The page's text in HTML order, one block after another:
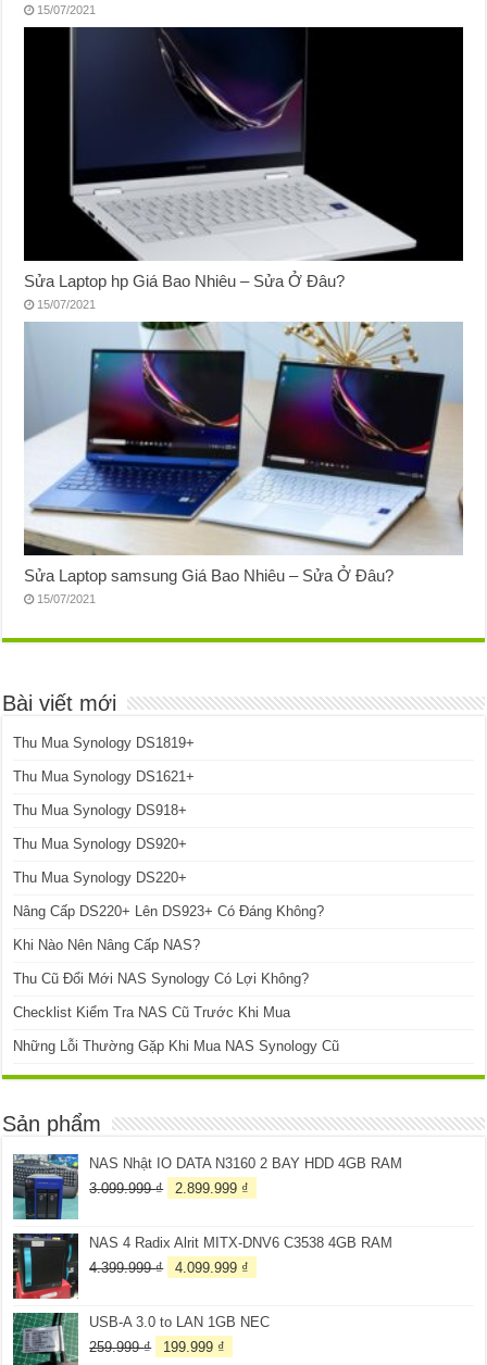
15/07/2021
Sửa Laptop hp Giá Bao Nhiêu – Sửa Ở Đâu?
15/07/2021
Sửa Laptop samsung Giá Bao Nhiêu – Sửa Ở Đâu?
15/07/2021
Bài viết mới
Thu Mua Synology DS1819+
Thu Mua Synology DS1621+
Thu Mua Synology DS918+
Thu Mua Synology DS920+
Thu Mua Synology DS220+
Nâng Cấp DS220+ Lên DS923+ Có Đáng Không?
Khi Nào Nên Nâng Cấp NAS?
Thu Cũ Đổi Mới NAS Synology Có Lợi Không?
Checklist Kiểm Tra NAS Cũ Trước Khi Mua
Những Lỗi Thường Gặp Khi Mua NAS Synology Cũ
Sản phẩm
NAS Nhật IO DATA N3160 2 BAY HDD 4GB RAM
3.099.999₫
Giá
3.099.999 ₫.
2.899.999 ₫
là:
NAS 4 Radix Alrit MITX-DNV6 C3538 4GB RAM
4.399.999₫
Giá
4.399.999 ₫.
4.099.999 ₫
là:
USB-A 3.0 to LAN 1GB NEC
259.999₫
Giá
199.999 ₫